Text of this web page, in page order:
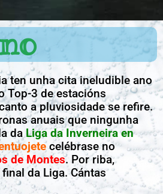
ten unha cita ineludible ano
Top-3 de estacións
a pluviosidade se refire.
anuais que ningunha
daLiga da Inverneira en
celébrase no
de Montes. Por riba,
da Liga. Cántas